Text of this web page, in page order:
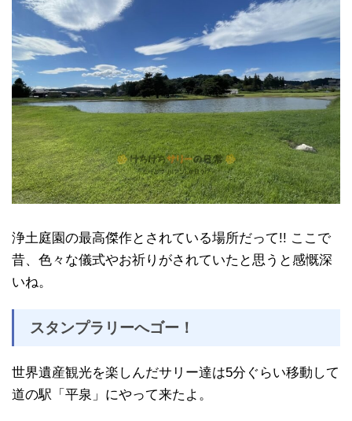
浄土庭園の最高傑作とされている場所だって!! ここで
昔、色々な儀式やお祈りがされていたと思うと感慨深
いね。
スタンプラリーへゴー！
世界遺産観光を楽しんだサリー達は5分ぐらい移動して
道の駅「平泉」にやって来たよ。